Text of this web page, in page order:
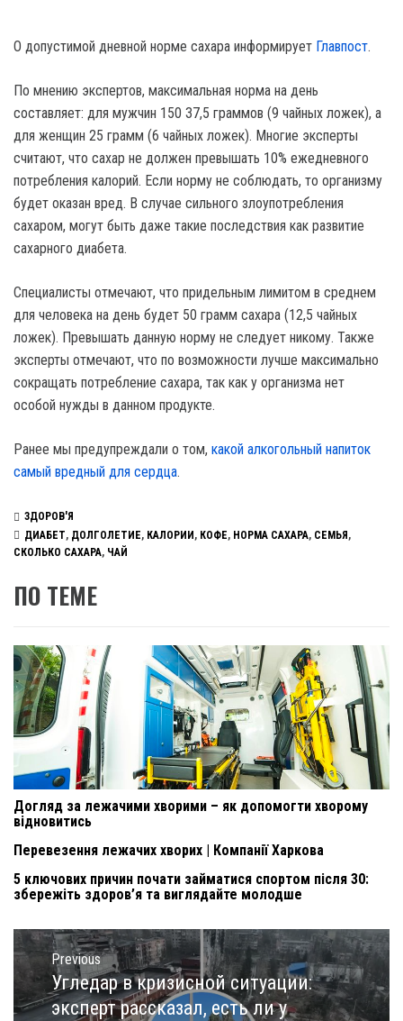
О допустимой дневной норме сахара информирует Главпост.
По мнению экспертов, максимальная норма на день
составляет: для мужчин 150 З7,5 граммов (9 чайных ложек), а
для женщин 25 грамм (6 чайных ложек). Многие эксперты
считают, что сахар не должен превышать 10% ежедневного
потребления калорий. Если норму не соблюдать, то организму
будет оказан вред. В случае сильного злоупотребления
сахаром, могут быть даже такие последствия как развитие
сахарного диабета.
Специалисты отмечают, что придельным лимитом в среднем
для человека на день будет 50 грамм сахара (12,5 чайных
ложек). Превышать данную норму не следует никому. Также
эксперты отмечают, что по возможности лучше максимально
сокращать потребление сахара, так как у организма нет
особой нужды в данном продукте.
Ранее мы предупреждали о том, какой алкогольный напиток
самый вредный для сердца.
ЗДОРОВ'Я
ДИАБЕТ, ДОЛГОЛЕТИЕ, КАЛОРИИ , КОФЕ, НОРМА САХАРА, СЕМЬЯ ,
СКОЛЬКО САХАРА, ЧАЙ
ПО ТЕМЕ
Догляд за лежачими хворими – як допомогти хворому
відновитись
Перевезення лежачих хворих | Компанії Харкова
5 ключових причин почати займатися спортом після 30:
збережіть здоров’я та виглядайте молодше
Навигация
по
записям
Previous
Previous
post:
Угледар в кризисной ситуации:
эксперт рассказал, есть ли у